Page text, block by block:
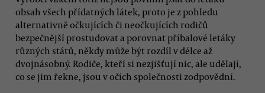
obsah všech přídatných látek, proto je z pohledu
alternativně očkujících či neočkujících rodičů
bezpečnější prostudovat a porovnat příbalové letáky
různých států, někdy může být rozdíl v délce až
dvojnásobný. Rodiče, kteří si nezjišťují nic, ale udělají,
co se jim řekne, jsou v očích společnosti zodpovědní.